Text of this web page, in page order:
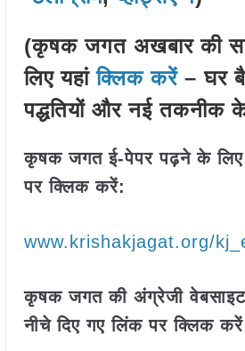
(कृषक जगत अखबार की
लिए यहांक्लिक करें– घर
पद्धतियों और नई तकनीक
कृषक जगत ई-पेपर पढ़ने के लिए
पर क्लिक करें:
www.krishakjagat.org/
कृषक जगत की अंग्रेजी
नीचे दिए गए लिंक पर क्लिक